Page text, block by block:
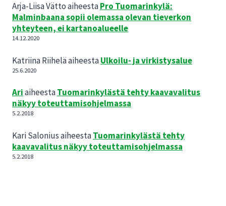
Arja-Liisa VättoaiheestaPro Tuomarinkylä:
Malminbaana sopii olemassa olevan tieverkon
yhteyteen, ei kartanoalueelle
14.12.2020
Katriina RiiheläaiheestaUlkoilu- ja virkistysalue
25.6.2020
AriaiheestaTuomarinkylästä tehty kaavavalitus
näkyy toteuttamisohjelmassa
5.2.2018
Kari SaloniusaiheestaTuomarinkylästä tehty
kaavavalitus näkyy toteuttamisohjelmassa
5.2.2018